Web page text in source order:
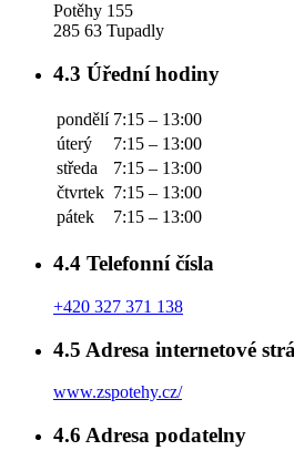
Potěhy 155
285 63 Tupadly
4.3 Úřední hodiny
pondělí 7:15 – 13:00
úterý
7:15 – 13:00
středa
7:15 – 13:00
čtvrtek 7:15 – 13:00
pátek
7:15 – 13:00
4.4 Telefonní čísla
+420 327 371 138
4.5 Adresa internetové
www.zspotehy.cz/
4.6 Adresa podatelny